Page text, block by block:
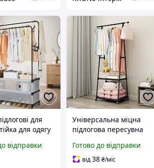
для
для одягу
Обертова
відправки
Універсальна міцна
підлогова пересувна
одягу Coat Rack
Готово до відправки
від38₴/міс